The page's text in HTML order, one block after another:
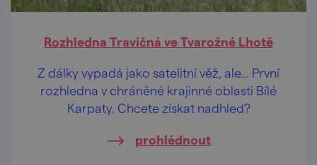
Rozhledna Travičná ve Tvarožné Lhotě
Z dálky vypadá jako satelitní věž, ale… První
rozhledna v chráněné krajinné oblasti Bílé
Karpaty. Chcete získat nadhled?
prohlédnout